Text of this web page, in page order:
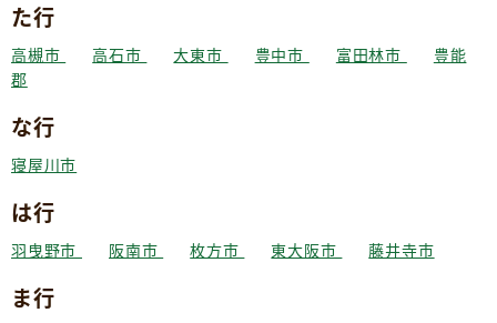
た行
高槻市 高石市 大東市 豊中市 富田林市
豊能
郡
な行
寝屋川市
は行
羽曳野市 阪南市 枚方市 東大阪市 藤井寺市
ま行